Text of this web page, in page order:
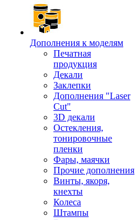
Дополнения к моделям
Печатная
продукция
Декали
Заклепки
Дополнения "Laser
Cut"
3D декали
Остекления,
тонировочные
пленки
Фары, маячки
Прочие дополнения
Винты, якоря,
кнехты
Колеса
Штампы